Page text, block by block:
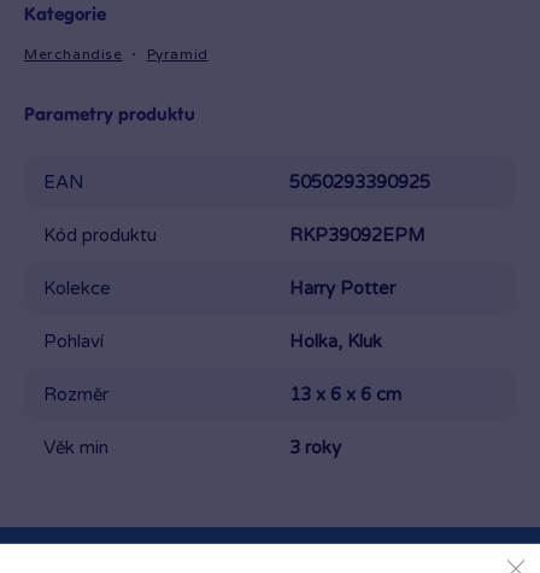
Kategorie
Merchandise Pyramid
Parametry produktu
EAN 5050293390925
Kód produktu RKP39092EPM
Kolekce Harry Potter
Pohlaví Holka, Kluk
Rozměr 13 x 6 x 6 cm
Věk min 3 roky